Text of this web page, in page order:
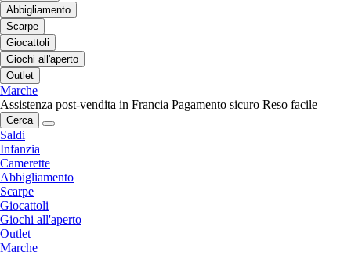
Abbigliamento
Scarpe
Giocattoli
Giochi all'aperto
Outlet
Marche
Assistenza post-vendita in Francia Pagamento sicuro Reso facile
Cerca
Saldi
Infanzia
Camerette
Abbigliamento
Scarpe
Giocattoli
Giochi all'aperto
Outlet
Marche